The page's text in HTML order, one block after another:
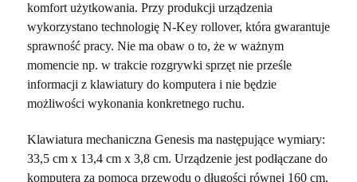
komfort użytkowania. Przy produkcji urządzenia
wykorzystano technologię N-Key rollover, która gwarantuje
sprawność pracy. Nie ma obaw o to, że w ważnym
momencie np. w trakcie rozgrywki sprzęt nie prześle
informacji z klawiatury do komputera i nie będzie
możliwości wykonania konkretnego ruchu.
Klawiatura mechaniczna Genesis ma następujące wymiary:
33,5 cm x 13,4 cm x 3,8 cm. Urządzenie jest podłączane do
komputera za pomocą przewodu o długości równej 160 cm.